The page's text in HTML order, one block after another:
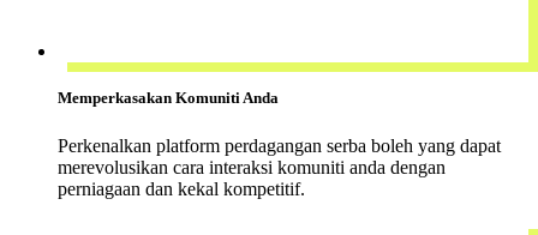
Memperkasakan Komuniti Anda
Perkenalkan platform perdagangan serba boleh yang dapat
merevolusikan cara interaksi komuniti anda dengan
perniagaan dan kekal kompetitif.